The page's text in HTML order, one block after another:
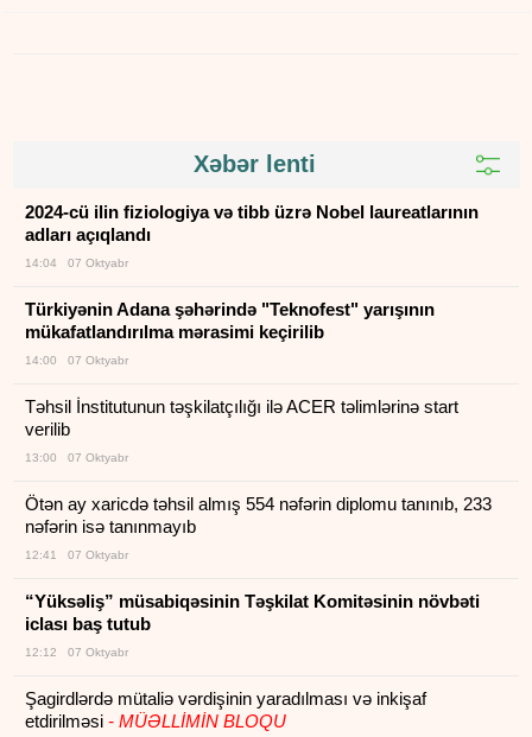
Xəbər lenti
2024-cü ilin fiziologiya və tibb üzrə Nobel laureatlarının
adları açıqlandı
14:04 07 Oktyabr
Türkiyənin Adana şəhərində "Teknofest" yarışının
mükafatlandırılma mərasimi keçirilib
14:00 07 Oktyabr
Təhsil İnstitutunun təşkilatçılığı ilə ACER təlimlərinə start
verilib
13:00 07 Oktyabr
Ötən ay xaricdə təhsil almış 554 nəfərin diplomu tanınıb, 233
nəfərin isə tanınmayıb
12:41 07 Oktyabr
“Yüksəliş” müsabiqəsinin Təşkilat Komitəsinin növbəti
iclası baş tutub
12:12 07 Oktyabr
Şagirdlərdə mütaliə vərdişinin yaradılması və inkişaf
etdirilməsi- MÜƏLLİMİN BLOQU